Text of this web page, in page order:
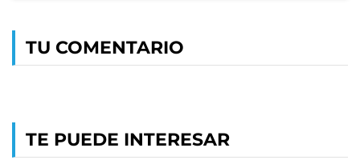
TU COMENTARIO
TE PUEDE INTERESAR